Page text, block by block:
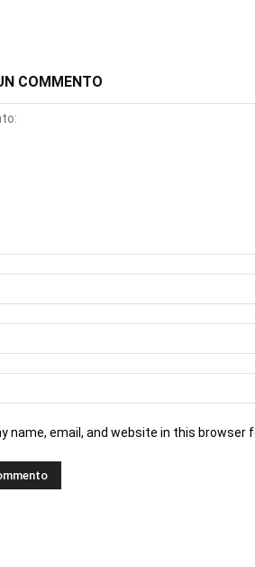
COMMENTO
name, email, and website in this browser